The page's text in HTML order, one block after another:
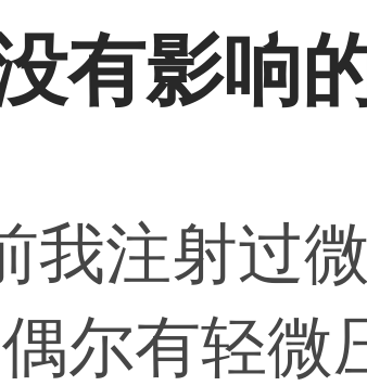
有影响
我注射过
尔有轻微